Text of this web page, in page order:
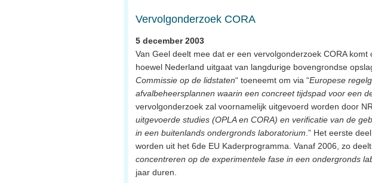
Vervolgonderzoek CORA
5 december 2003
Van Geel deelt mee dat er een vervolgonderzoek CORA
hoewel Nederland uitgaat van langdurige bovengrondse
Commissie op de lidstaten“ toeneemt om via “Europese
afvalbeheersplannen waarin een concreet tijdspad voor een
vervolgonderzoek zal voornamelijk uitgevoerd worden door
uitgevoerde studies (OPLA en CORA) en verificatie van de
in een buitenlands ondergronds laboratorium .” Het eerste
worden uit het 6de EU Kaderprogramma. Vanaf 2006, zo
concentreren op de experimentele fase in een ondergronds
jaar duren.